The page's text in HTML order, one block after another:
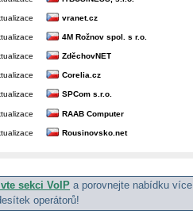
vranet.cz
4M Rožnov spol. s r.o.
ZděchovNET
Corelia.cz
SPCom s.r.o.
RAAB Computer
Rousinovsko.net
sekci VoIP a porovnejte nabídku více
operátorů!